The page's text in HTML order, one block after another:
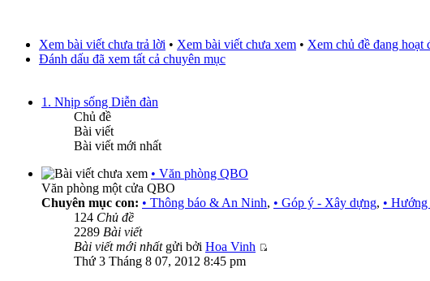
Xem bài viết chưa trả lời • Xem bài viết chưa xem • Xem chủ đề đang hoạt
Đánh dấu đã xem tất cả chuyên mục
1. Nhịp sống Diễn đàn
Chủ đề
Bài viết
Bài viết mới nhất
• Văn phòng QBO
Văn phòng một cửa QBO
Chuyên mục con: • Thông báo & An Ninh, • Góp ý - Xây dựng, •
124 Chủ đề
2289 Bài viết
Bài viết mới nhấtgửi bởi Hoa Vinh
Thứ 3 Tháng 8 07, 2012 8:45 pm